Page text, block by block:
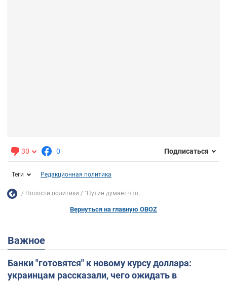
30 0 Подписаться
Теги Редакционная политика
Новости политики "Путин думает что...
Вернуться на главную OBOZ
Важное
Банки "готовятся" к новому курсу доллара:
украинцам рассказали, чего ожидать в